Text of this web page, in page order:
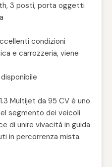
3 posti, porta oggetti
condizioni
e carrozzeria, viene
Multijet da 95 CV è uno
segmento dei veicoli
di unire vivacità in guida
in percorrenza mista.